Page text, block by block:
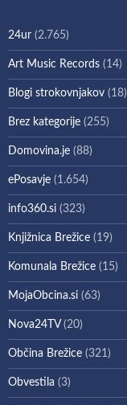
24ur (2.765)
Art Music Records (14)
Blogi strokovnjakov (18)
Brez kategorije (255)
Domovina.je (88)
ePosavje (1.654)
info360.si (323)
Knjižnica Brežice (19)
Komunala Brežice (15)
MojaObcina.si (63)
Nova24TV(20)
Občina Brežice (321)
Obvestila (3)